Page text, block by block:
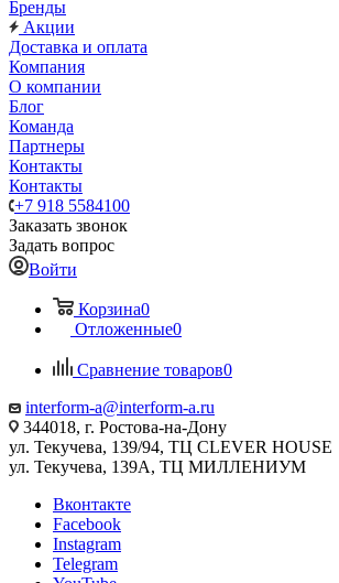
Бренды
Акции
Доставка и оплата
Компания
О компании
Блог
Команда
Партнеры
Контакты
Контакты
+7 918 5584100
Заказать звонок
Задать вопрос
Войти
Корзина0
Отложенные0
Сравнение товаров0
interform-a@interform-a.ru
344018, г. Ростова-на-Дону
ул. Текучева, 139/94, ТЦ CLEVER HOUSE
ул. Текучева, 139А, ТЦ МИЛЛЕНИУМ
Вконтакте
Facebook
Instagram
Telegram